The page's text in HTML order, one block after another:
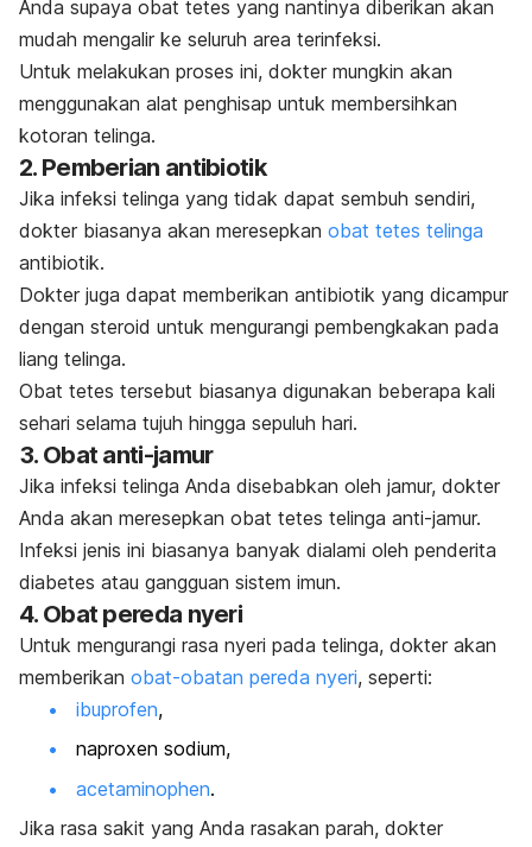
Anda supaya obat tetes yang nantinya diberikan akan
mudah mengalir ke seluruh area terinfeksi.
Untuk melakukan proses ini, dokter mungkin akan
menggunakan alat penghisap untuk membersihkan
kotoran telinga.
2. Pemberian antibiotik
Jika infeksi telinga yang tidak dapat sembuh sendiri,
dokter biasanya akan meresepkan obat tetes telinga
antibiotik.
Dokter juga dapat memberikan antibiotik yang dicampur
dengan steroid untuk mengurangi pembengkakan pada
liang telinga.
Obat tetes tersebut biasanya digunakan beberapa kali
sehari selama tujuh hingga sepuluh hari.
3. Obat anti-jamur
Jika infeksi telinga Anda disebabkan oleh jamur, dokter
Anda akan meresepkan obat tetes telinga anti-jamur.
Infeksi jenis ini biasanya banyak dialami oleh penderita
diabetes atau gangguan sistem imun.
4. Obat pereda nyeri
Untuk mengurangi rasa nyeri pada telinga, dokter akan
memberikan obat-obatan pereda nyeri, seperti:
ibuprofen,
naproxen sodium,
acetaminophen.
Jika rasa sakit yang Anda rasakan parah, dokter